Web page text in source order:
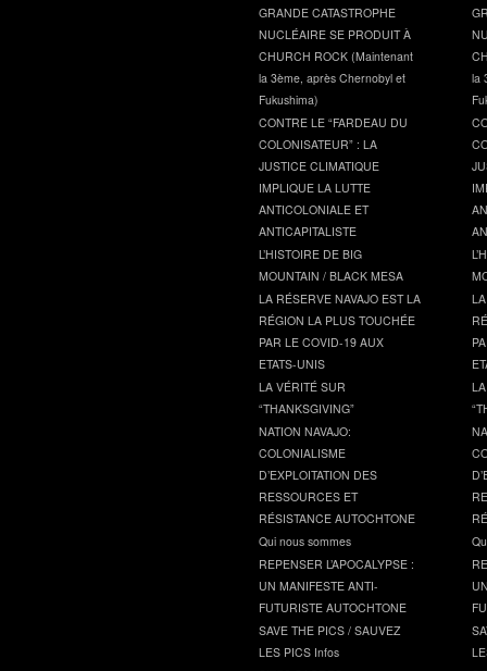
GRANDE CATASTROPHE
NUCLÉAIRE SE PRODUIT À
CHURCH ROCK (Maintenant
la 3ème, après Chernobyl et
Fukushima)
CONTRE LE “FARDEAU DU
COLONISATEUR” : LA
JUSTICE CLIMATIQUE
IMPLIQUE LA LUTTE
ANTICOLONIALE ET
ANTICAPITALISTE
L’HISTOIRE DE BIG
MOUNTAIN / BLACK MESA
LA RÉSERVE NAVAJO EST LA
RÉGION LA PLUS TOUCHÉE
PAR LE COVID-19 AUX
ETATS-UNIS
LA VÉRITÉ SUR
“THANKSGIVING”
NATION NAVAJO:
COLONIALISME
D’EXPLOITATION DES
RESSOURCES ET
RÉSISTANCE AUTOCHTONE
Qui nous sommes
REPENSER L’APOCALYPSE :
UN MANIFESTE ANTI-
FUTURISTE AUTOCHTONE
SAVE THE PICS / SAUVEZ
LES PICS Infos
la